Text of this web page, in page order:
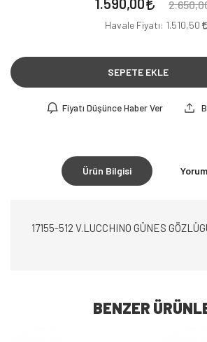
1.590,00
Havale Fiyatı: 1.510,50
SEPETE EKLE
Fiyatı Düşünce Haber Ver
Ürün Bilgisi
17155-512 V.LUCCHINO GÜNES
BENZER